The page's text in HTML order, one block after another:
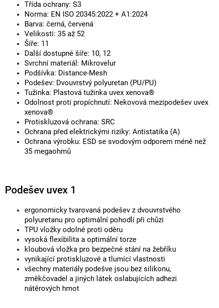
Třída ochrany: S3
Norma: EN ISO 20345:2022 + A1:2024
Barva: černá, červená
Velikosti: 35 až 52
Šíře: 11
Další dostupné šíře: 10, 12
Svrchní materiál: Mikrovelur
Podšívka: Distance-Mesh
Podešev: Dvouvrstvý polyuretan (PU/PU)
Tužinka: Plastová tužinka uvex xenova®
Odolnost proti propíchnutí: Nekovová mezipodešev uvex
xenova®
Protiskluzová ochrana: SRC
Ochrana před elektrickými riziky: Antistatika (A)
Ochrana výrobku: ESD se svodovým odporem méně než
35 megaohmů
Podešev uvex 1
ergonomicky tvarovaná podešev z dvouvrstvého
polyuretanu pro optimální pohodlí při chůzi
TPU vložky odolné proti oděru
vysoká flexibilita a optimální torze
kloubová vložka pro bezpečné stání na žebříku
vynikající protiskluzové a tlumící vlastnosti
všechny materiály podešve jsou bez silikonu,
změkčovadel a jiných látek oslabujících adhezi
nátěrových hmot